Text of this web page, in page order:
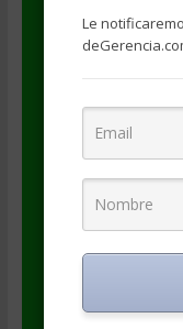
respetan las
Competitiva)
se provea
(https://
costos/)
se provea
(https://
Le